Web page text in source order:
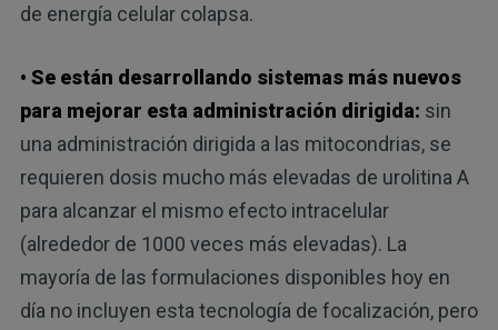
de energía celular colapsa.
• Se están desarrollando sistemas más nuevos
para mejorar esta administración dirigida: sin
una administración dirigida a las mitocondrias, se
requieren dosis mucho más elevadas de urolitina A
para alcanzar el mismo efecto intracelular
(alrededor de 1000 veces más elevadas). La
mayoría de las formulaciones disponibles hoy en
día no incluyen esta tecnología de focalización, pero